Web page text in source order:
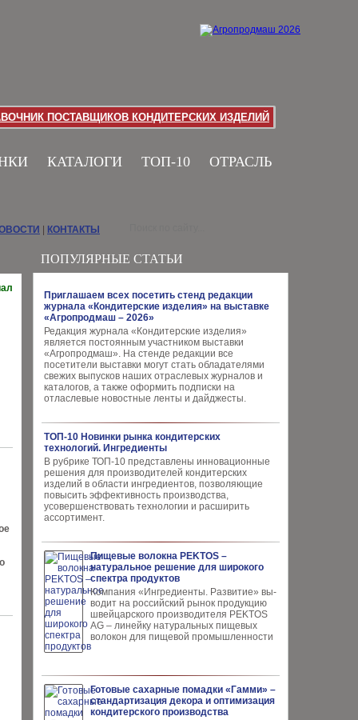
ПОСТАВЩИКОВ КОНДИТЕРСКИХ ИЗДЕЛИЙ
КАТАЛОГИ ТОП-10 ОТРАСЛЬ
ПОПУЛЯРНЫЕ СТАТЬИ
Приглашаем всех посетить стенд редакции
журнала «Кондитерские изделия» на выставке
«Агропродмаш – 2026»
Редакция журнала «Кондитерские изделия»
является постоянным участником выставки
«Агропродмаш». На стенде редакции все
посетители выставки могут стать обладателями
свежих выпусков наших отраслевых журналов и
каталогов, а также оформить подписки на
отласлевые новостные ленты и дайджесты.
ТОП-10 Новинки рынка кондитерских
технологий. Ингредиенты
В рубрике ТОП-10 представлены инновационные
решения для производителей кондитерских
изделий в области ингредиентов, позволяющие
повысить эффективность производства,
усовершенствовать технологии и расширить
ассортимент.
Пищевые волокна PEKTOS –
натуральное решение для широкого
спектра продуктов
Компания «Ингредиенты. Развитие» вы­
водит на российский рынок продукцию
швей­царского производителя PEKTOS
AG – ли­нейку натуральных пищевых
волокон для пи­щевой промышленности
Готовые сахарные помадки «Гамми» –
стандартизация декора и оптимизация
кондитерского производства
КОНТАКТЫ